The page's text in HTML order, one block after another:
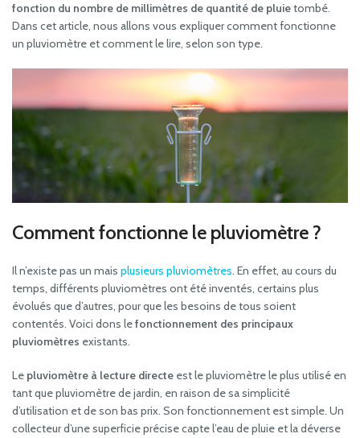
fonction du nombre de millimètres de quantité de pluietombé.
Dans cet article, nous allons vous expliquer comment fonctionne
un pluviomètre et comment le lire, selon son type.
Comment fonctionne le pluviomètre ?
Il n’existe pas un mais plusieurs pluviomètres. En effet, au cours du
temps, différents pluviomètres ont été inventés, certains plus
évolués que d’autres, pour que les besoins de tous soient
contentés. Voici dons lefonctionnement des principaux
pluviomètres existants.
Le pluviomètre à lecture directe est le pluviomètre le plus utilisé en
tant que pluviomètre de jardin, en raison de sa simplicité
d’utilisation et de son bas prix. Son fonctionnement est simple. Un
collecteur d’une superficie précise capte l’eau de pluie et la déverse